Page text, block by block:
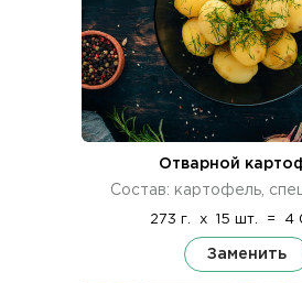
Отварной
Состав: картофель,
273 г. x 15 шт. = 4
Заменить